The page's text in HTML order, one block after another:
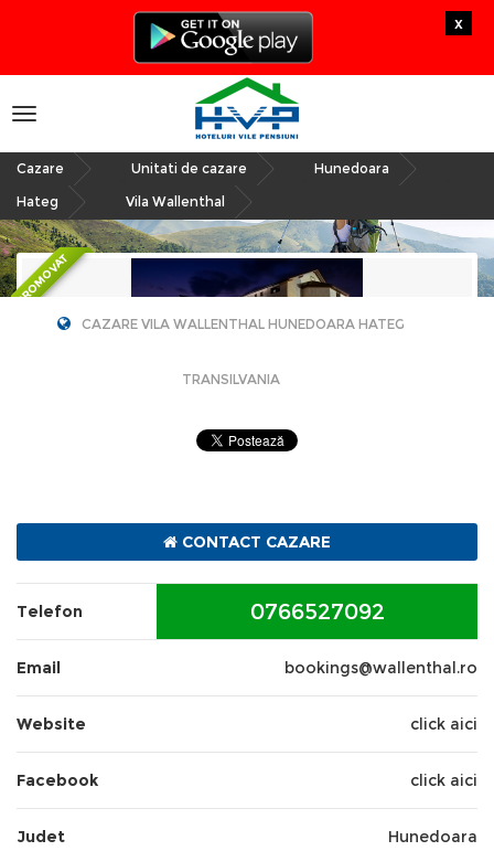
x
Toggle
navigation
Cazare Unitati de cazare Hunedoara
Hateg Vila Wallenthal
PROMOVAT
Vila Wallenthal
0766527092 bookings@wallenthal.ro
CAZARE VILA WALLENTHAL HUNEDOARA HATEG
TRANSILVANIA
CONTACT CAZARE
Telefon 0766527092
Email bookings@wallenthal.ro
Website click aici
Facebook click aici
Judet Hunedoara